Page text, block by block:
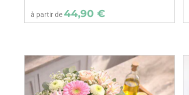
à partir de44,90 €